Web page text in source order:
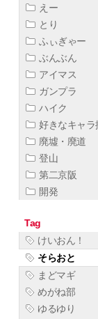
えー
とり
ふぃぎゃー
ぶんぶん
アイマス
ガンプラ
ハイク
好きなキャラ
廃墟・廃道
登山
第二京阪
開発
Tag
けいおん！
そらおと
まどマギ
めがね部
ゆるゆり